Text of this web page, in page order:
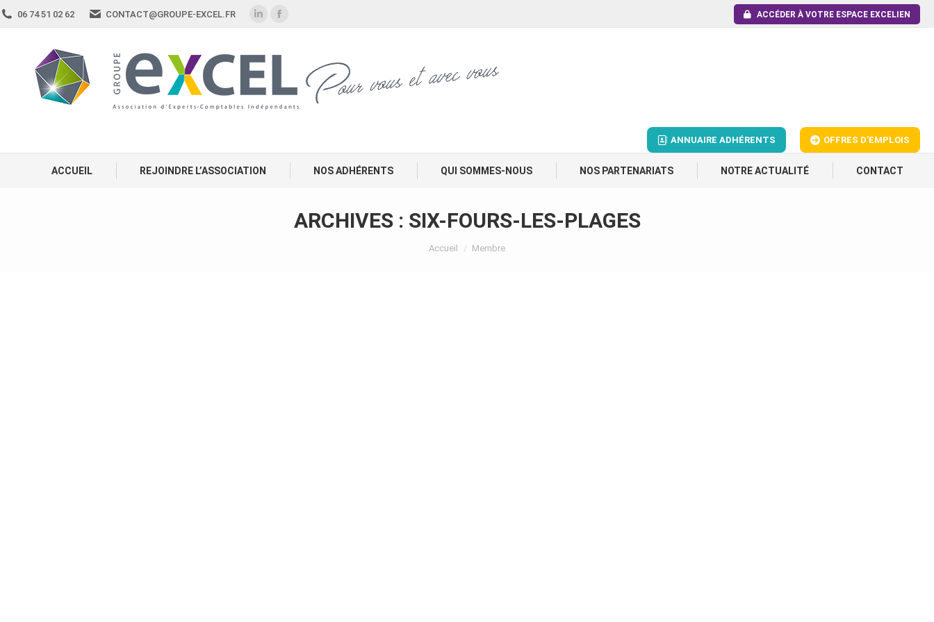
06 74 51 02 62 CONTACT@GROUPE-EXCEL.FR ACCÉDER À VOTRE ESPACE EXCELIEN
ANNUAIRE ADHÉRENTS OFFRES D'EMPLOIS
ACCUEIL REJOINDRE L’ASSOCIATION NOS ADHÉRENTS QUI SOMMES-NOUS NOS PARTENARIATS NOTRE ACTUALITÉ CONTACT
ARCHIVES : SIX-FOURS-LES-PLAGES
Vous êtes ici :
Accueil Membre